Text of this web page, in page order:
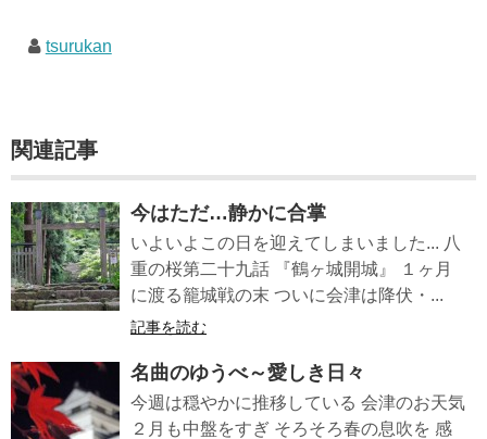
tsurukan
関連記事
今はただ…静かに合掌
いよいよこの日を迎えてしまいました... 八
重の桜第二十九話 『鶴ヶ城開城』 １ヶ月
に渡る籠城戦の末 ついに会津は降伏・...
記事を読む
名曲のゆうべ～愛しき日々
今週は穏やかに推移している 会津のお天気
２月も中盤をすぎ そろそろ春の息吹を 感